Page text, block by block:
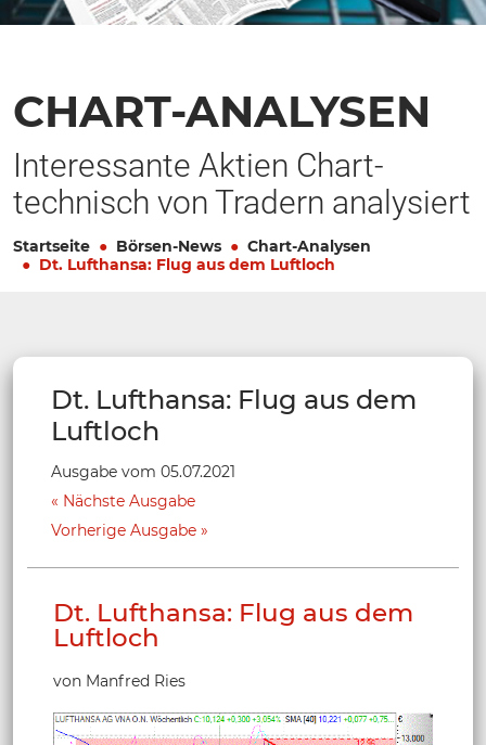
CHART-ANALYSEN
Interessante Aktien Chart-
technisch von Tradern analysiert
Startseite Börsen-News
Chart-Analysen
Dt. Lufthansa: Flug aus dem Luftloch
Dt. Lufthansa: Flug aus dem
Luftloch
Ausgabe vom 05.07.2021
Nächste Ausgabe
Vorherige Ausgabe
Dt. Lufthansa: Flug aus dem
Luftloch
von Manfred Ries